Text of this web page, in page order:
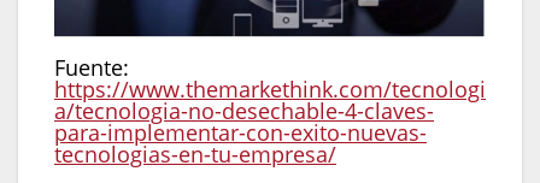
Fuente:
https://www.themarkethink.com/tecnologi
a/tecnologia-no-desechable-4-claves-
para-implementar-con-exito-nuevas-
tecnologias-en-tu-empresa/